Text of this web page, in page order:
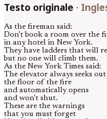
Testo originale ·
As the fireman said:
Don't book a room over the
in any hotel in New York.
They have ladders that will
but no one will climb them.
As the New York Times said:
The elevator always seeks out
the floor of the fire
and automatically opens
and won't shut.
These are the warnings
that you must forget